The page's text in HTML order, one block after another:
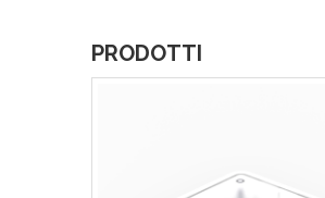
PRODOTTI